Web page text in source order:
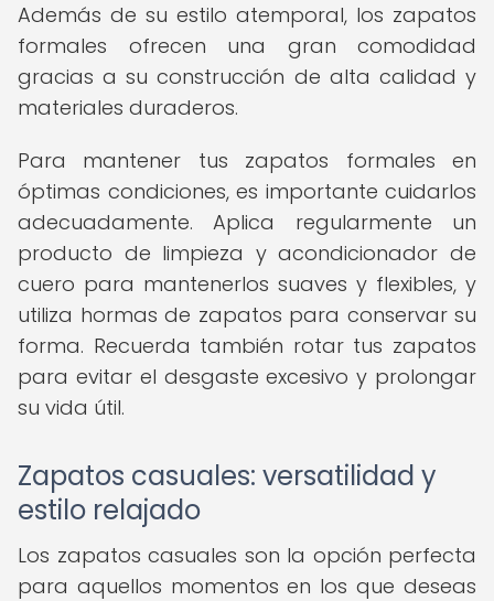
Además de su estilo atemporal, los zapatos
formales ofrecen una gran comodidad
gracias a su construcción de alta calidad y
materiales duraderos.
Para mantener tus zapatos formales en
óptimas condiciones, es importante cuidarlos
adecuadamente. Aplica regularmente un
producto de limpieza y acondicionador de
cuero para mantenerlos suaves y flexibles, y
utiliza hormas de zapatos para conservar su
forma. Recuerda también rotar tus zapatos
para evitar el desgaste excesivo y prolongar
su vida útil.
Zapatos casuales: versatilidad y
estilo relajado
Los zapatos casuales son la opción perfecta
para aquellos momentos en los que deseas